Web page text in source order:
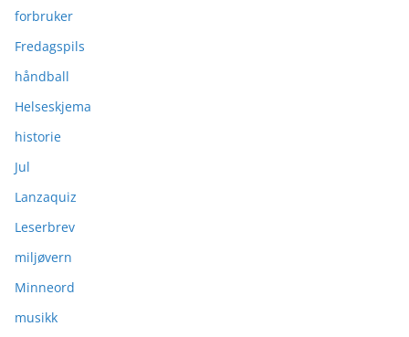
forbruker
Fredagspils
håndball
Helseskjema
historie
Jul
Lanzaquiz
Leserbrev
miljøvern
Minneord
musikk